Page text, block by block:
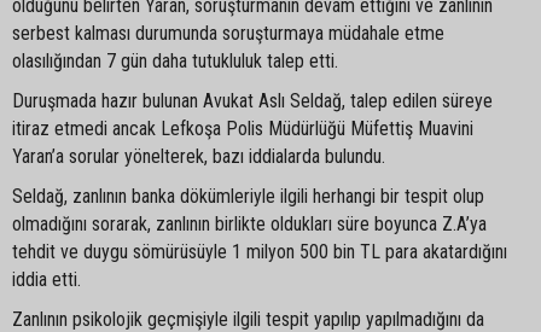
olduğunu belirten Yaran, soruşturmanın devam ettiğini ve zanlının
serbest kalması durumunda soruşturmaya müdahale etme
olasılığından 7 gün daha tutukluluk talep etti.
Duruşmada hazır bulunan Avukat Aslı Seldağ, talep edilen süreye
itiraz etmedi ancak Lefkoşa Polis Müdürlüğü Müfettiş Muavini
Yaran’a sorular yönelterek, bazı iddialarda bulundu.
Seldağ, zanlının banka dökümleriyle ilgili herhangi bir tespit olup
olmadığını sorarak, zanlının birlikte oldukları süre boyunca Z.A’ya
tehdit ve duygu sömürüsüyle 1 milyon 500 bin TL para akatardığını
iddia etti.
Zanlının psikolojik geçmişiyle ilgili tespit yapılıp yapılmadığını da